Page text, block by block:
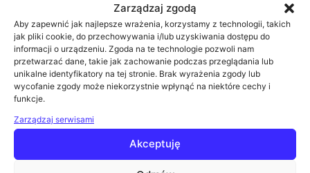
Zarządzaj zgodą
Aby zapewnić jak najlepsze wrażenia, korzystamy z technologii, takich
jak pliki cookie, do przechowywania i/lub uzyskiwania dostępu do
informacji o urządzeniu. Zgoda na te technologie pozwoli nam
przetwarzać dane, takie jak zachowanie podczas przeglądania lub
unikalne identyfikatory na tej stronie. Brak wyrażenia zgody lub
wycofanie zgody może niekorzystnie wpłynąć na niektóre cechy i
funkcje.
Zarządzaj serwisami
Akceptuję
11:45
Cyber security landscape and emerging
technologies (wykład w jęz. angielskim)
Stefan Umit Uygur (4Securitas)
12:10Bezpieczeństwo w kryzysie. Statlook, czyli 20
lat dobrych rozwiązań do zarządzania
i użytkownikami
Marcin Pera (Statlook)